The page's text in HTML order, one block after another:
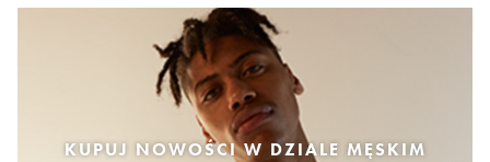
KUPUJ NOWOŚCI W DZIALE MĘSKIM